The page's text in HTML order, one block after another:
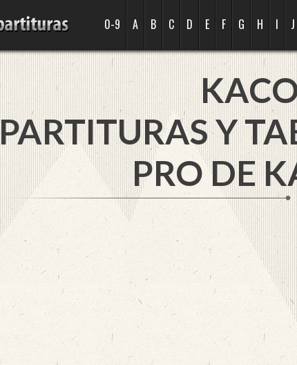
0-9 A B C D E F G H I J
PARTITURAS Y
PRO DE